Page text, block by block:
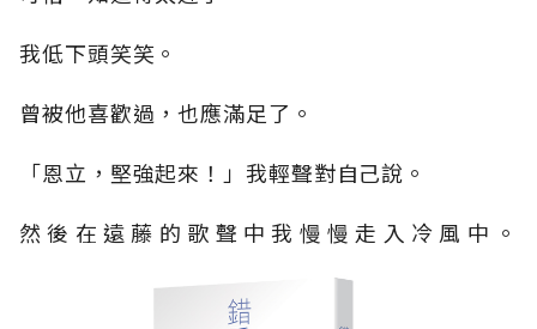
我低下頭笑笑。
曾被他喜歡過，也應滿足了。
「恩立，堅強起來！」我輕聲對自己說。
然後在遠藤的歌聲中我慢慢走入冷風中。